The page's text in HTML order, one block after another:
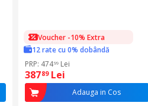
Voucher -10% Extra
12 rate cu 0% dobândă
PRP: 47499 Lei
38789 Lei
Adauga in Cos